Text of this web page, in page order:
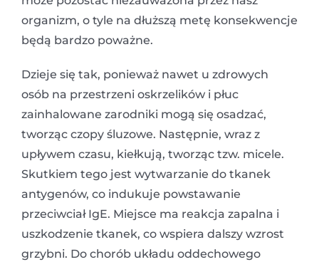
organizm, o tyle na dłuższą metę konsekwencje
będą bardzo poważne.
Dzieje się tak, ponieważ nawet u zdrowych
osób na przestrzeni oskrzelików i płuc
zainhalowane zarodniki mogą się osadzać,
tworząc czopy śluzowe. Następnie, wraz z
upływem czasu, kiełkują, tworząc tzw. micele.
Skutkiem tego jest wytwarzanie do tkanek
antygenów, co indukuje powstawanie
przeciwciał IgE. Miejsce ma reakcja zapalna i
uszkodzenie tkanek, co wspiera dalszy wzrost
grzybni. Do chorób układu oddechowego